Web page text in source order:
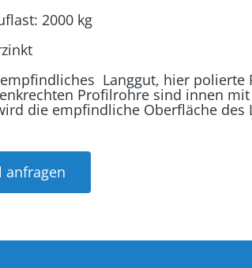
2000 kg
Langgut, hier polierte
Profilrohre sind innen
die empfindliche Oberfläche des
anfragen